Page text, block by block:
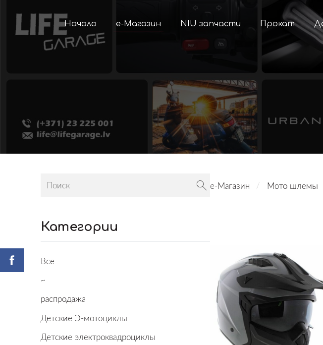
Начало е-Магазин NIU запчасти Прокат
Категории
Все
~
распродажа
Детские Э-мотоциклы
Детские электроквадроциклы
е-Магазин Мото шлемы